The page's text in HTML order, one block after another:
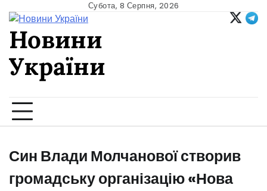
to
content
Субота, 8 Серпня, 2026
Новини
України
Син Влади Молчанової створив
громадську організацію «Нова